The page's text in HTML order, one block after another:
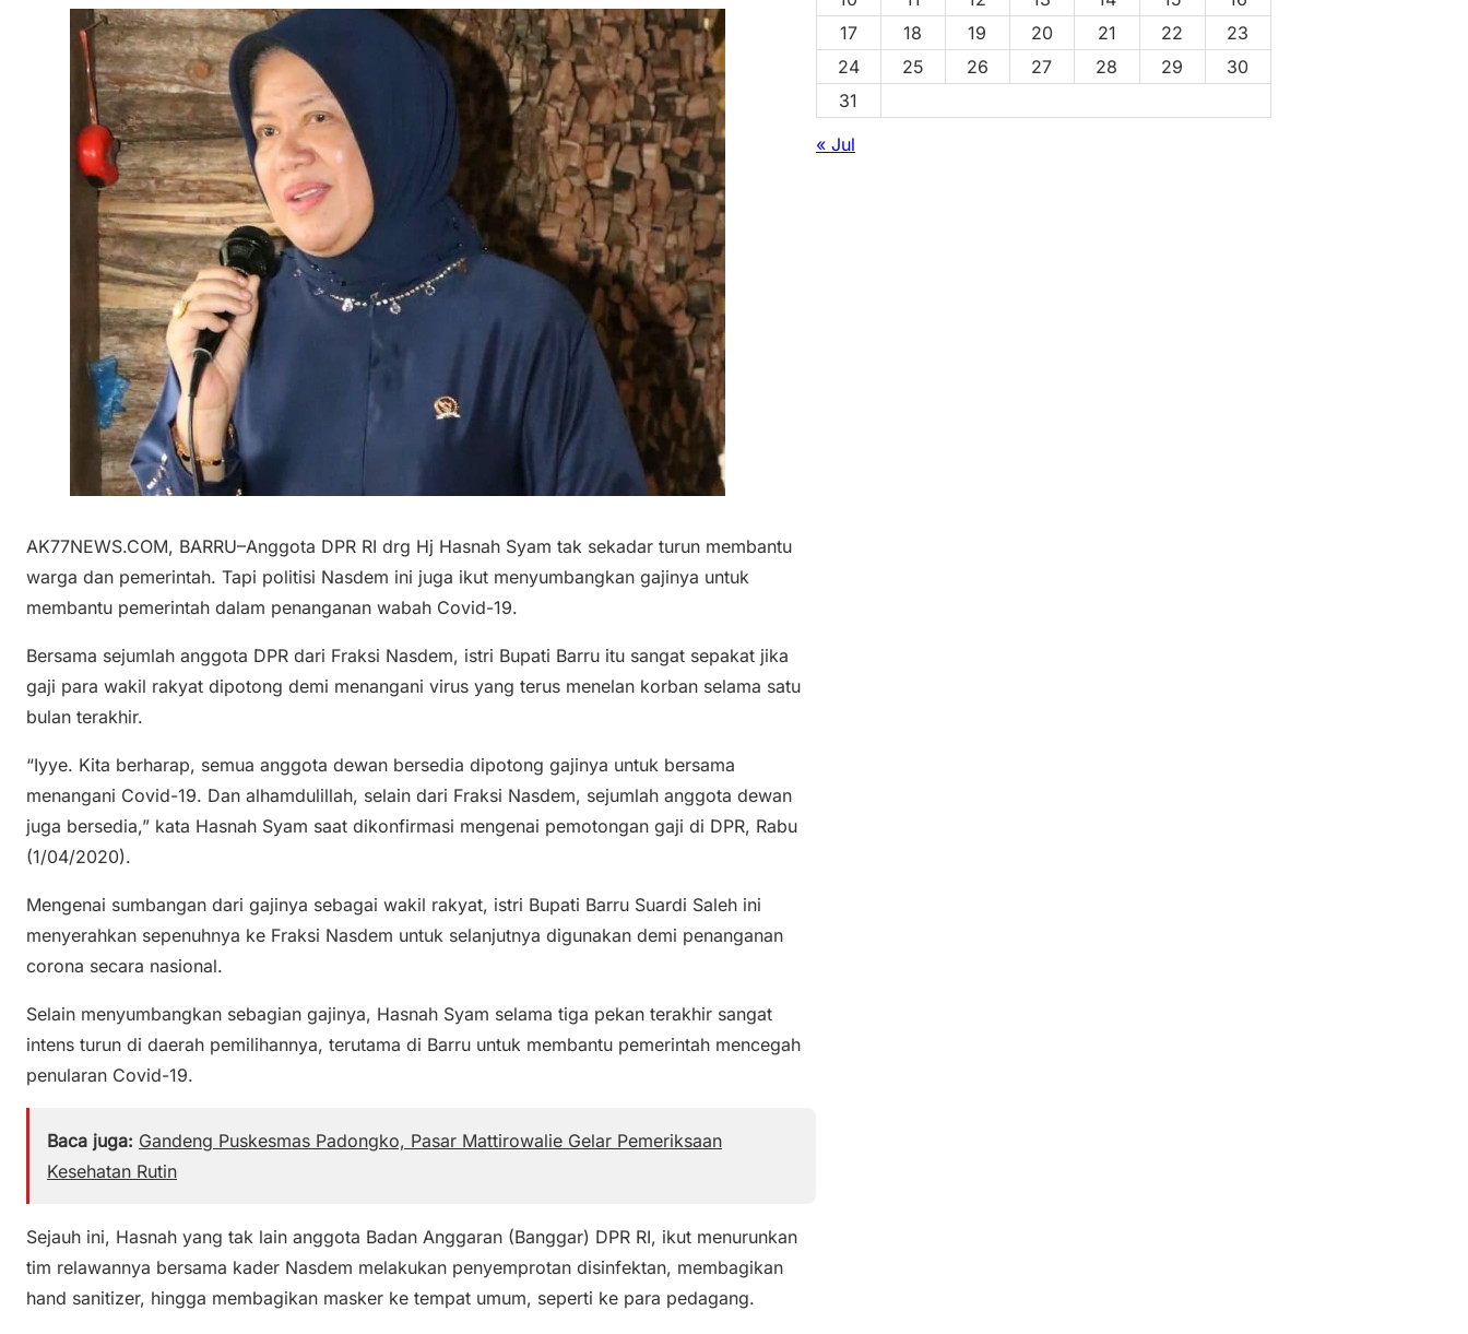
AK77NEWS.COM, BARRU–Anggota DPR RI drg Hj Hasnah Syam tak sekadar turun membantu
warga dan pemerintah. Tapi politisi Nasdem ini juga ikut menyumbangkan gajinya untuk
membantu pemerintah dalam penanganan wabah Covid-19.
Bersama sejumlah anggota DPR dari Fraksi Nasdem, istri Bupati Barru itu sangat sepakat jika
gaji para wakil rakyat dipotong demi menangani virus yang terus menelan korban selama satu
bulan terakhir.
“Iyye. Kita berharap, semua anggota dewan bersedia dipotong gajinya untuk bersama
menangani Covid-19. Dan alhamdulillah, selain dari Fraksi Nasdem, sejumlah anggota dewan
juga bersedia,” kata Hasnah Syam saat dikonfirmasi mengenai pemotongan gaji di DPR, Rabu
(1/04/2020).
Mengenai sumbangan dari gajinya sebagai wakil rakyat, istri Bupati Barru Suardi Saleh ini
menyerahkan sepenuhnya ke Fraksi Nasdem untuk selanjutnya digunakan demi penanganan
corona secara nasional.
Selain menyumbangkan sebagian gajinya, Hasnah Syam selama tiga pekan terakhir sangat
intens turun di daerah pemilihannya, terutama di Barru untuk membantu pemerintah mencegah
penularan Covid-19.
Baca juga: Gandeng Puskesmas Padongko, Pasar Mattirowalie Gelar Pemeriksaan
Kesehatan Rutin
Sejauh ini, Hasnah yang tak lain anggota Badan Anggaran (Banggar) DPR RI, ikut menurunkan
tim relawannya bersama kader Nasdem melakukan penyemprotan disinfektan, membagikan
hand sanitizer, hingga membagikan masker ke tempat umum, seperti ke para pedagang.
17
18 19 20 21 22
23
24
25 26 27 28 29
30
31
« Jul